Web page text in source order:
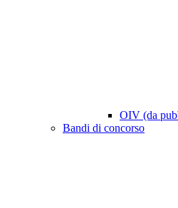
OIV (da
Bandi di concorso